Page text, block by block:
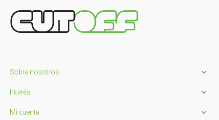
Sobre nosotros 
Interés 
Mi cuenta 